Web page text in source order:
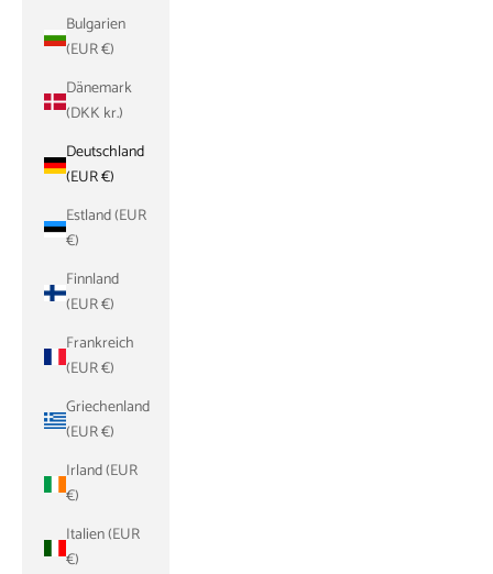
Bulgarien
(EUR €)
Dänemark
(DKK kr.)
Deutschland
(EUR €)
Estland (EUR
€)
Finnland
(EUR €)
Frankreich
(EUR €)
Griechenland
(EUR €)
Irland (EUR
€)
Italien (EUR
€)